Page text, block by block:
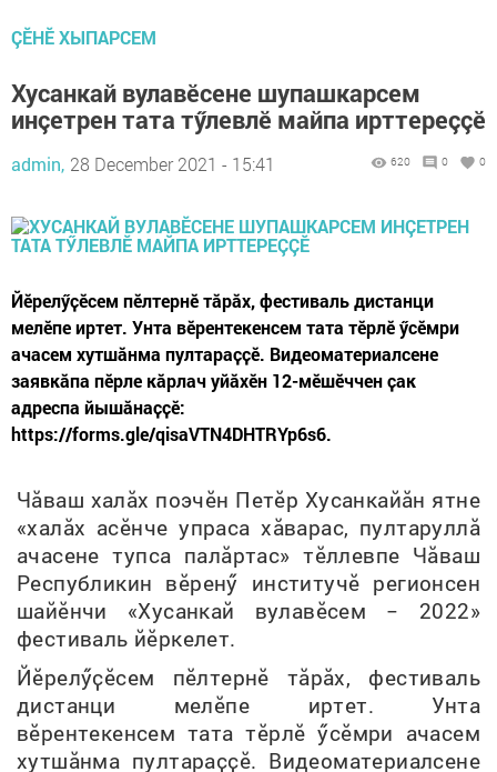
ÇӖНӖ ХЫПАРСЕМ
Хусанкай вулавӗсене шупашкарсем
инçетрен тата тӳлевлӗ майпа ирттереççӗ
admin, 28 December 2021 - 15:41 620 0 0
Йӗрелӳҫӗсем пӗлтернӗ тӑрӑх, фестиваль дистанци
мелӗпе иртет. Унта вӗрентекенсем тата тӗрлӗ ӳсӗмри
ачасем хутшӑнма пултараҫҫӗ. Видеоматериалсене
заявкӑпа пӗрле кӑрлач уйӑхӗн 12-мӗшӗччен ҫак
адреспа йышӑнаҫҫӗ:
https://forms.gle/qisaVTN4DHTRYp6s6.
Чӑваш халӑх поэчӗн Петӗр Хусанкайӑн ятне
«халӑх асӗнче упраса хӑварас, пултаруллӑ
ачасене тупса палӑртас» тӗллевпе Чӑваш
Республикин вӗренӳ институчӗ регионсен
шайӗнчи «Хусанкай вулавӗсем − 2022»
фестиваль йӗркелет.
Йӗрелӳҫӗсем пӗлтернӗ тӑрӑх, фестиваль
дистанци мелӗпе иртет. Унта
вӗрентекенсем тата тӗрлӗ ӳсӗмри ачасем
хутшӑнма пултараҫҫӗ. Видеоматериалсене